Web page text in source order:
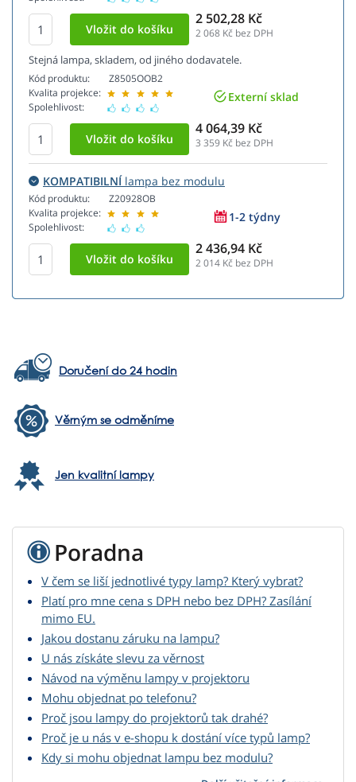
2 502,28 Kč
2 068 Kč bez DPH
Stejná lampa, skladem, od jiného dodavatele.
Kód produktu:
Kvalita projekce:
Spolehlivost:
Z8505OOB2
Externí sklad
4 064,39 Kč
3 359 Kč bez DPH
KOMPATIBILNÍlampa bez modulu
Kód produktu:
Kvalita projekce:
Spolehlivost:
Z20928OB
1-2 týdny
2 436,94 Kč
2 014 Kč bez DPH
Doručení do 24 hodin
Věrným se odměníme
Jen kvalitní lampy
Poradna
V čem se liší jednotlivé typy lamp? Který vybrat?
Platí pro mne cena s DPH nebo bez DPH? Zasílání
mimo EU.
Jakou dostanu záruku na lampu?
U nás získáte slevu za věrnost
Návod na výměnu lampy v projektoru
Mohu objednat po telefonu?
Proč jsou lampy do projektorů tak drahé?
Proč je u nás v e-shopu k dostání více typů lamp?
Kdy si mohu objednat lampu bez modulu?